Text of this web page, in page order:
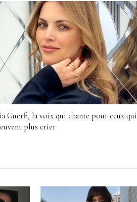
Guerfi, la voix qui chante pour ceux qui
plus crier